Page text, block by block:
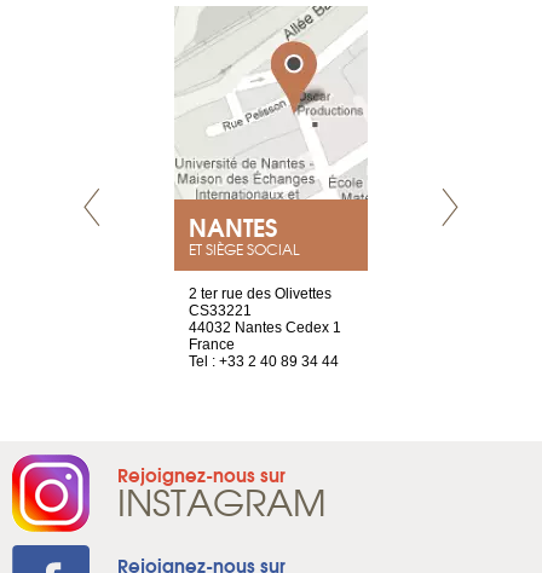
NANTES
ET SIÈGE SOCIAL
2 ter rue des Olivettes
CS33221
44032 Nantes Cedex 1
France
Tel : +33 2 40 89 34 44
Rejoignez-nous sur
INSTAGRAM
Rejoignez-nous sur